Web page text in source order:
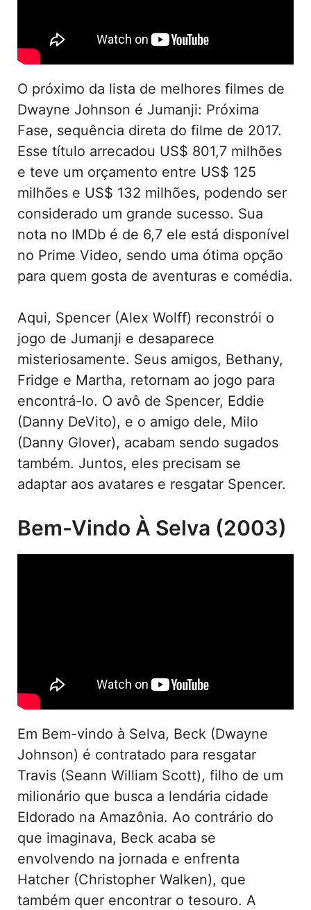
O próximo da lista de melhores filmes de
Dwayne Johnson é Jumanji: Próxima
Fase, sequência direta do filme de 2017.
Esse título arrecadou US$ 801,7 milhões
e teve um orçamento entre US$ 125
milhões e US$ 132 milhões, podendo ser
considerado um grande sucesso. Sua
nota no IMDb é de 6,7 ele está disponível
no Prime Video, sendo uma ótima opção
para quem gosta de aventuras e comédia.
Aqui, Spencer (Alex Wolff) reconstrói o
jogo de Jumanji e desaparece
misteriosamente. Seus amigos, Bethany,
Fridge e Martha, retornam ao jogo para
encontrá-lo. O avô de Spencer, Eddie
(Danny DeVito), e o amigo dele, Milo
(Danny Glover), acabam sendo sugados
também. Juntos, eles precisam se
adaptar aos avatares e resgatar Spencer.
Bem-Vindo À Selva (2003)
Em Bem-vindo à Selva, Beck (Dwayne
Johnson) é contratado para resgatar
Travis (Seann William Scott), filho de um
milionário que busca a lendária cidade
Eldorado na Amazônia. Ao contrário do
que imaginava, Beck acaba se
envolvendo na jornada e enfrenta
Hatcher (Christopher Walken), que
também quer encontrar o tesouro. A